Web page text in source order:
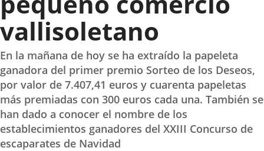
vallisoletano
En la mañana de hoy se ha extraído la papeleta
ganadora del primer premio Sorteo de los Deseos,
por valor de 7.407,41 euros y cuarenta papeletas
más premiadas con 300 euros cada una. También se
han dado a conocer el nombre de los
establecimientos ganadores del XXIII Concurso de
escaparates de Navidad